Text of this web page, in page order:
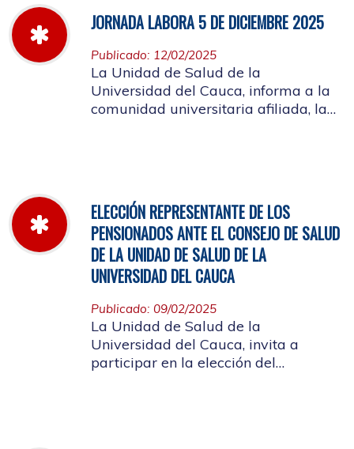
JORNADA LABORA 5 DE DICIEMBRE 2025
Publicado: 12/02/2025
La Unidad de Salud de la
Universidad del Cauca, informa a la
comunidad universitaria afiliada, la
ELECCIÓN REPRESENTANTE DE LOS
PENSIONADOS ANTE EL CONSEJO DE SALUD
DE LA UNIDAD DE SALUD DE LA
UNIVERSIDAD DEL CAUCA
Publicado: 09/02/2025
La Unidad de Salud de la
Universidad del Cauca, invita a
participar en la elección del